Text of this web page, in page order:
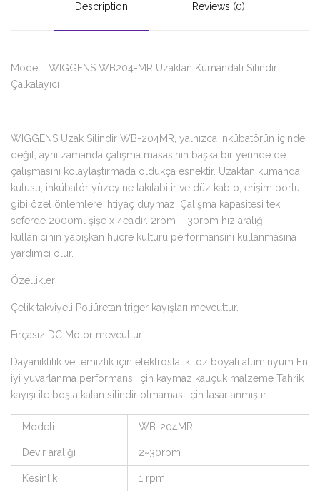
Description Reviews (0)
Model : WIGGENS WB204-MR Uzaktan Kumandalı Silindir
Çalkalayıcı
WIGGENS Uzak Silindir WB-204MR, yalnızca inkübatörün içinde
değil, aynı zamanda çalışma masasının başka bir yerinde de
çalışmasını kolaylaştırmada oldukça esnektir. Uzaktan kumanda
kutusu, inkübatör yüzeyine takılabilir ve düz kablo, erişim portu
gibi özel önlemlere ihtiyaç duymaz. Çalışma kapasitesi tek
seferde 2000ml şişe x 4ea’dır. 2rpm – 30rpm hız aralığı,
kullanıcının yapışkan hücre kültürü performansını kullanmasına
yardımcı olur.
Özellikler
Çelik takviyeli Poliüretan triger kayışları mevcuttur.
Fırçasız DC Motor mevcuttur.
Dayanıklılık ve temizlik için elektrostatik toz boyalı alüminyum En
iyi yuvarlanma performansı için kaymaz kauçuk malzeme Tahrik
kayışı ile boşta kalan silindir olmaması için tasarlanmıştır.
Modeli WB-204MR
Devir aralığı 2~30rpm
Kesinlik 1 rpm